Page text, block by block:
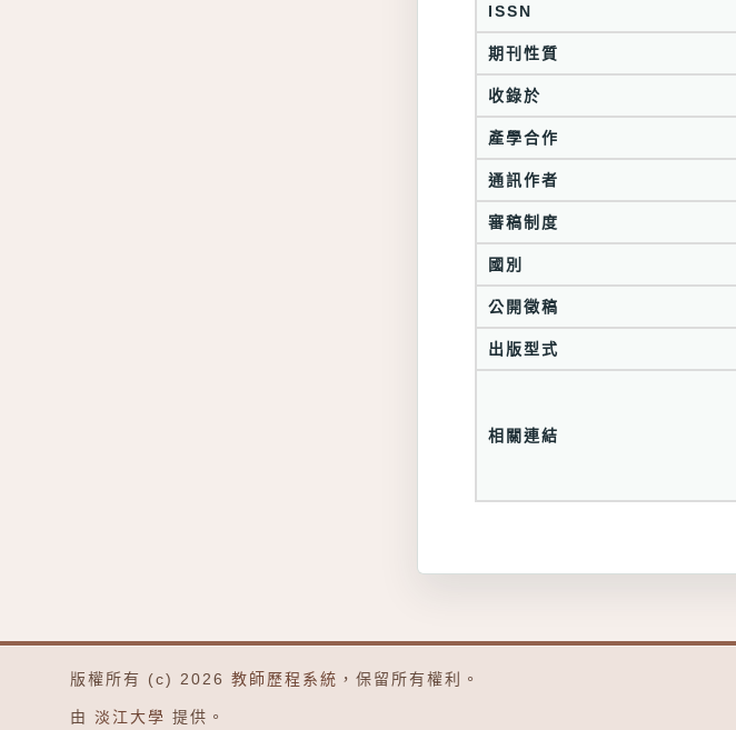
ISSN
期刊性質
收錄於
產學合作
通訊作者
審稿制度
國別
公開徵稿
出版型式
相關連結
版權所有 (c) 2026 教師歷程系統 ，保留所有權利。
由 淡江大學 提供。